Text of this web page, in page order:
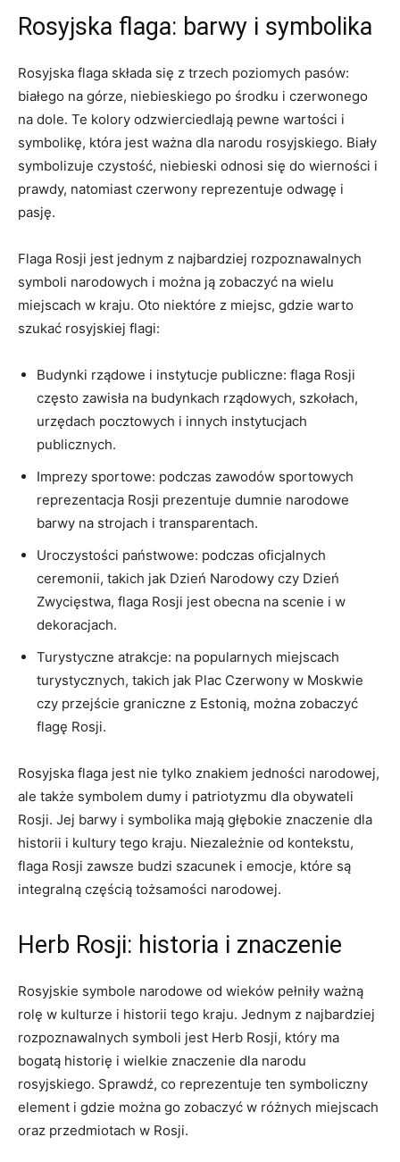
Rosyjska flaga:‍ barwy i‍ symbolika
Rosyjska flaga składa się z ⁣trzech⁣ poziomych pasów:‌
białego na górze, niebieskiego po środku i ​czerwonego
na dole. ⁢Te kolory odzwierciedlają pewne wartości i‌
symbolikę, która jest ważna dla narodu ⁤rosyjskiego. Biały
symbolizuje ⁢czystość, niebieski odnosi się do wierności i
prawdy,‌ natomiast czerwony⁤ reprezentuje odwagę i
‍pasję.
Flaga ​Rosji jest ⁤jednym z najbardziej rozpoznawalnych
symboli⁣ narodowych​ i⁤ można ⁤ją zobaczyć na wielu
miejscach​ w kraju. Oto niektóre z miejsc, gdzie warto
szukać rosyjskiej flagi:
Budynki rządowe i instytucje ⁢publiczne: flaga Rosji
często zawisła na budynkach rządowych, szkołach,
urzędach ⁤pocztowych i innych instytucjach
publicznych.
Imprezy ​sportowe:​ podczas ⁢zawodów sportowych ​
reprezentacja Rosji prezentuje dumnie narodowe
barwy na ​strojach ​i‍ transparentach.
Uroczystości‌ państwowe: podczas oficjalnych
ceremonii,⁤ takich jak‌ Dzień Narodowy czy Dzień
‍Zwycięstwa, flaga Rosji ⁤jest obecna​ na ‌scenie i w
dekoracjach.
Turystyczne atrakcje: ‌na popularnych miejscach⁢
turystycznych, takich jak Plac Czerwony ⁢w Moskwie
czy przejście graniczne z Estonią, można zobaczyć
flagę Rosji.
Rosyjska flaga jest ⁤nie tylko ​znakiem jedności narodowej,
ale także ⁤symbolem dumy ⁣i patriotyzmu dla⁣ obywateli
Rosji. Jej barwy i⁤ symbolika ​mają ⁤głębokie ‌znaczenie dla
historii i kultury tego kraju. Niezależnie od kontekstu,
flaga Rosji ⁤zawsze⁤ budzi ‍szacunek i‌ emocje, które‍ są⁢
integralną częścią tożsamości narodowej.
Herb Rosji:⁣ historia i‌ znaczenie
Rosyjskie symbole narodowe od wieków pełniły⁣ ważną
rolę w kulturze‌ i historii tego kraju. Jednym z najbardziej
rozpoznawalnych symboli jest Herb Rosji, ‍który ma
bogatą historię i wielkie znaczenie dla narodu
rosyjskiego. Sprawdź, co reprezentuje ten symboliczny
element ⁢i gdzie można‌ go zobaczyć w różnych miejscach⁣
oraz przedmiotach w Rosji.